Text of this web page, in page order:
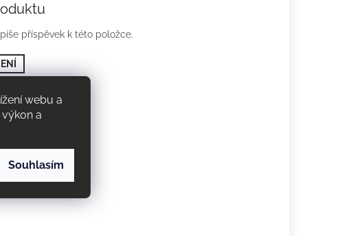
webu a
a
Souhlasím
příspěvek k této položce.